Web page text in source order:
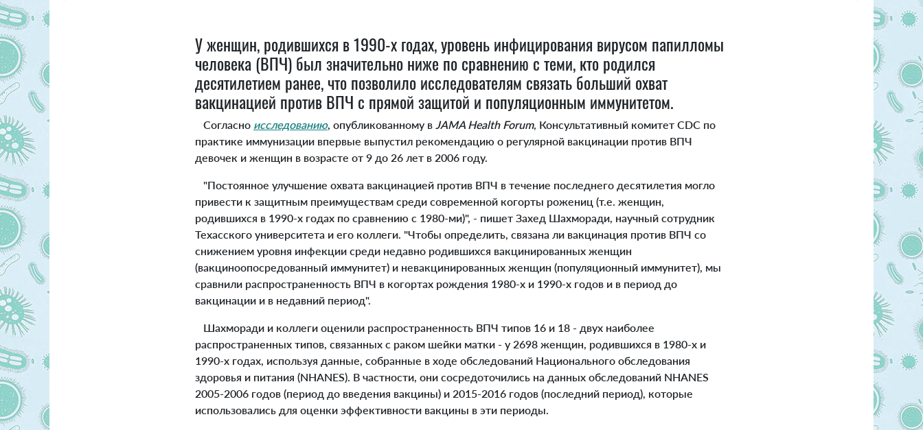
У женщин, родившихся в 1990-х годах, уровень инфицирования вирусом папилломы
человека (ВПЧ) был значительно ниже по сравнению с теми, кто родился
десятилетием ранее, что позволило исследователям связать больший охват
вакцинацией против ВПЧ с прямой защитой и популяционным иммунитетом.
Согласно исследованию, опубликованному в JAMA Health Forum, Консультативный комитет CDC по
практике иммунизации впервые выпустил рекомендацию о регулярной вакцинации против ВПЧ
девочек и женщин в возрасте от 9 до 26 лет в 2006 году.
"Постоянное улучшение охвата вакцинацией против ВПЧ в течение последнего десятилетия могло
привести к защитным преимуществам среди современной когорты рожениц (т.е. женщин,
родившихся в 1990-х годах по сравнению с 1980-ми)", - пишет Захед Шахморади, научный сотрудник
Техасского университета и его коллеги. "Чтобы определить, связана ли вакцинация против ВПЧ со
снижением уровня инфекции среди недавно родившихся вакцинированных женщин
(вакциноопосредованный иммунитет) и невакцинированных женщин (популяционный иммунитет), мы
сравнили распространенность ВПЧ в когортах рождения 1980-х и 1990-х годов и в период до
вакцинации и в недавний период".
Шахморади и коллеги оценили распространенность ВПЧ типов 16 и 18 - двух наиболее
распространенных типов, связанных с раком шейки матки - у 2698 женщин, родившихся в 1980-х и
1990-х годах, используя данные, собранные в ходе обследований Национального обследования
здоровья и питания (NHANES). В частности, они сосредоточились на данных обследований NHANES
2005-2006 годов (период до введения вакцины) и 2015-2016 годов (последний период), которые
использовались для оценки эффективности вакцины в эти периоды.